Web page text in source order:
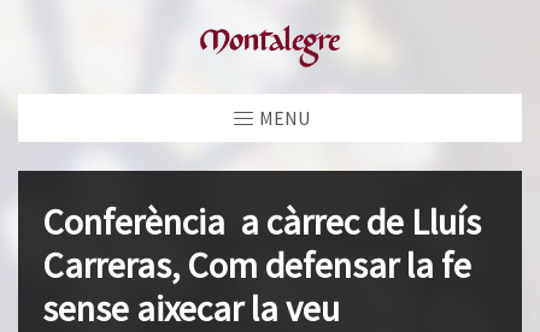
MENU
Conferència a càrrec de Lluís
Carreras, Com defensar la fe
sense aixecar la veu